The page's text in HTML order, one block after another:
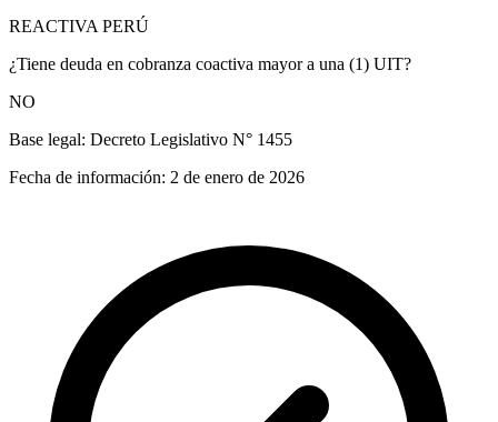
REACTIVA PERÚ
¿Tiene deuda en cobranza coactiva mayor a una (1) UIT?
NO
Base legal: Decreto Legislativo N° 1455
Fecha de información: 2 de enero de 2026